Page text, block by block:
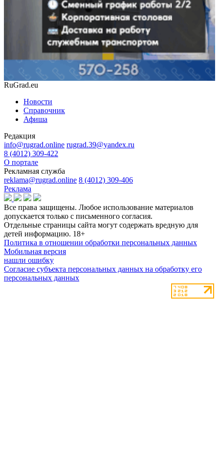
RuGrad.eu
Новости
Справочник
Афиша
Редакция
info@rugrad.online rugrad.39@yandex.ru
8 (4012) 309-422
О портале
Рекламная служба
reklama@rugrad.online 8 (4012) 309-406
Реклама
Все права защищены. Любое использование материалов
допускается только с письменного согласия.
Отдельные страницы сайта могут содержать вредную для
детей информацию. 18+
Политика в отношении обработки персональных данных
Мобильная версия
нашли ошибку
Согласие субъекта персональных данных на обработку его
персональных данных